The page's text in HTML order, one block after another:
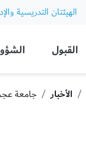
الهيئتان التدريسية
University
القبول
الأخبار جامعة